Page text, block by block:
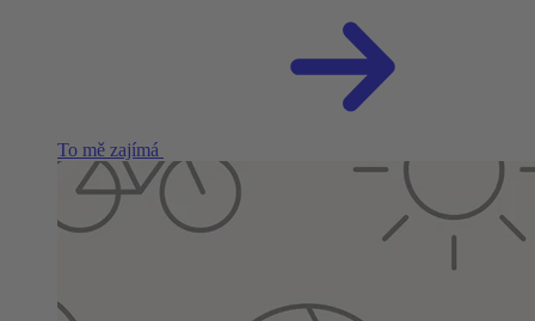
To mě zajímá